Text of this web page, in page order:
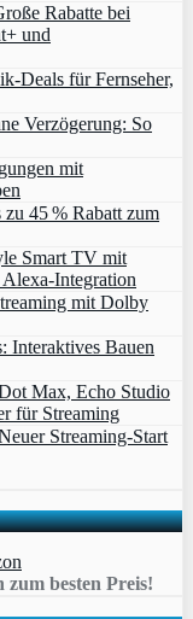
Rabatte bei
und
Deals für Fernseher,
Verzögerung: So
mit
45 % Rabatt zum
Smart TV mit
mit Dolby
Interaktives Bauen
Max, Echo Studio
für Streaming
Streaming‑Start
besten Preis!